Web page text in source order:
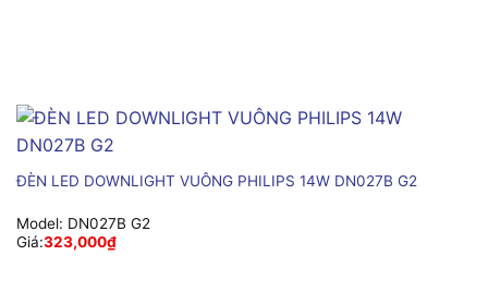
ĐÈN LED DOWNLIGHT VUÔNG PHILIPS 14W DN027B G2
Model: DN027B G2
Giá:323,000₫